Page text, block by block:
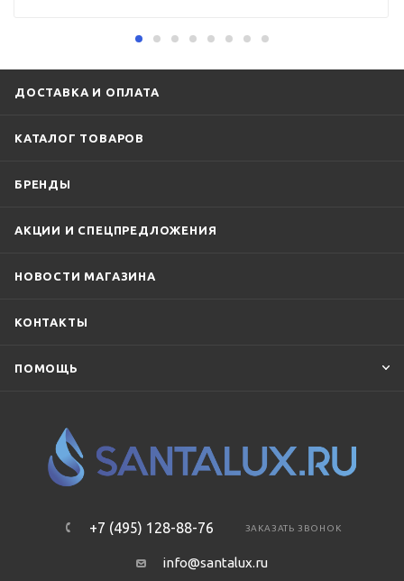
ДОСТАВКА И ОПЛАТА
КАТАЛОГ ТОВАРОВ
БРЕНДЫ
АКЦИИ И СПЕЦПРЕДЛОЖЕНИЯ
НОВОСТИ МАГАЗИНА
КОНТАКТЫ
ПОМОЩЬ
+7 (495) 128-88-76 ЗАКАЗАТЬ ЗВОНОК
info@santalux.ru